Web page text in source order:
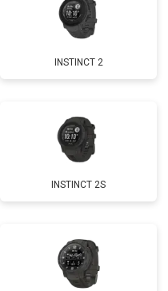
INSTINCT 2
INSTINCT 2S